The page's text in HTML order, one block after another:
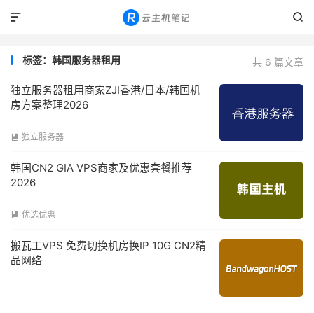


共 6 篇文章
标签：韩国服务器租用
独立服务器租用商家ZJI香港/日本/韩国机
房方案整理2026
 独立服务器
韩国CN2 GIA VPS商家及优惠套餐推荐
2026
 优选优惠
搬瓦工VPS 免费切换机房换IP 10G CN2精
品网络